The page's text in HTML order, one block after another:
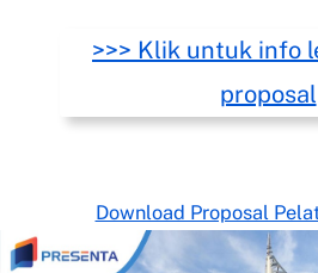
>>> Klik untuk info
proposal
Download Proposal